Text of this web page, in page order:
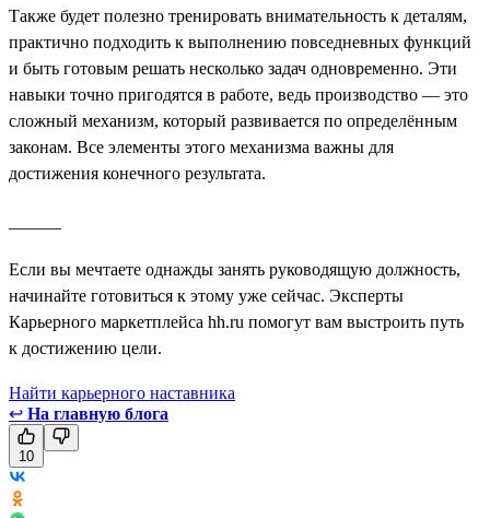
Также будет полезно тренировать внимательность к деталям,
практично подходить к выполнению повседневных функций
и быть готовым решать несколько задач одновременно. Эти
навыки точно пригодятся в работе, ведь производство — это
сложный механизм, который развивается по определённым
законам. Все элементы этого механизма важны для
достижения конечного результата.
Если вы мечтаете однажды занять руководящую должность,
начинайте готовиться к этому уже сейчас. Эксперты
Карьерного маркетплейса hh.ru помогут вам выстроить путь
к достижению цели.
Найти карьерного наставника
↩ На главную блога
10